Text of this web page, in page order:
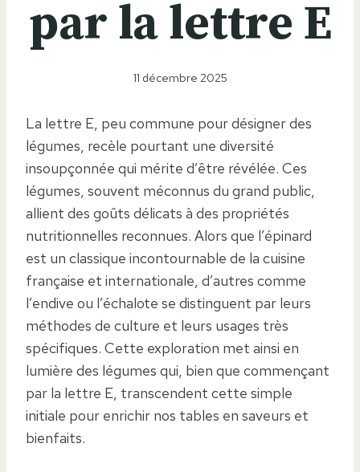
par la lettre E
11 décembre 2025
La lettre E, peu commune pour désigner des
légumes, recèle pourtant une diversité
insoupçonnée qui mérite d’être révélée. Ces
légumes, souvent méconnus du grand public,
allient des goûts délicats à des propriétés
nutritionnelles reconnues. Alors que l’épinard
est un classique incontournable de la cuisine
française et internationale, d’autres comme
l’endive ou l’échalote se distinguent par leurs
méthodes de culture et leurs usages très
spécifiques. Cette exploration met ainsi en
lumière des légumes qui, bien que commençant
par la lettre E, transcendent cette simple
initiale pour enrichir nos tables en saveurs et
bienfaits.